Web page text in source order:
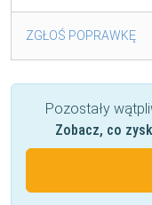
ZGŁOŚ POPRAWKĘ
Pozostały
Zobacz, co